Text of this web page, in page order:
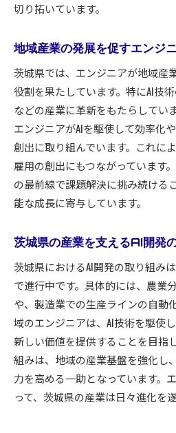
切り拓いています。
地域産業の発展を促すエンジ
茨城県では、エンジニアが地域産
役割を果たしています。特にAI技
などの産業に革新をもたらしてい
エンジニアがAIを駆使して効率化
創出に取り組んでいます。これに
雇用の創出にもつながっています
の最前線で課題解決に挑み続ける
能な成長に寄与しています。
茨城県の産業を支えるAI開発
茨城県におけるAI開発の取り組み
で進行中です。具体的には、農業
や、製造業での生産ラインの自動
域のエンジニアは、AI技術を駆使
新しい価値を提供することを目指
組みは、地域の産業基盤を強化し
力を高める一助となっています。
って、茨城県の産業は日々進化を